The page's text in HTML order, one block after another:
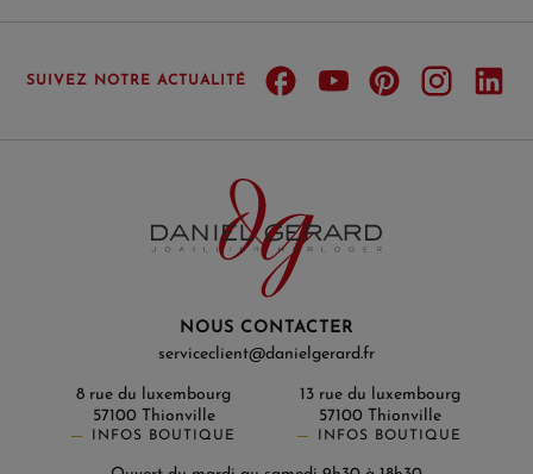
SUIVEZ NOTRE ACTUALITÉ
NOUS CONTACTER
serviceclient@danielgerard.fr
8 rue du luxembourg
57100 Thionville
INFOS BOUTIQUE
13 rue du luxembourg
57100 Thionville
INFOS BOUTIQUE